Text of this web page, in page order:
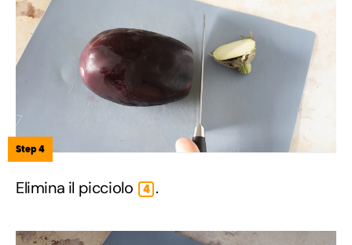
Step 4
Elimina il picciolo 4 .